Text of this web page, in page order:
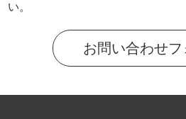
い。
お問い合わせフ